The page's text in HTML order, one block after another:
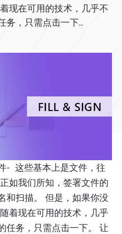
现在可用的技术，几乎不
务，只需点击一下...
- 这些基本上是文件，往
如我们所知，签署文件的
和扫描。 但是，如果你没
着现在可用的技术，几乎
任务，只需点击一下。 让